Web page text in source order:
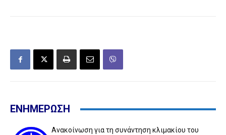
ΕΝΗΜΕΡΩΣΗ
Ανακοίνωση για τη συνάντηση κλιμακίου του